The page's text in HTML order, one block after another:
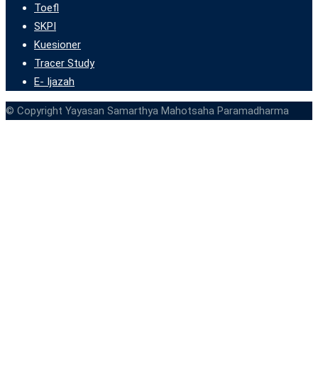
Toefl
SKPI
Kuesioner
Tracer Study
E- Ijazah
© Copyright Yayasan Samarthya Mahotsaha Paramadharma